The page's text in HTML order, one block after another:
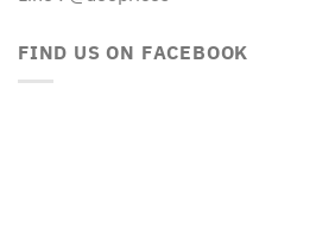
FIND US ON FACEBOOK